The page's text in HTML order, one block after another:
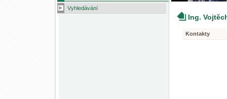
Vyhledávání
Ing.
Kontakty